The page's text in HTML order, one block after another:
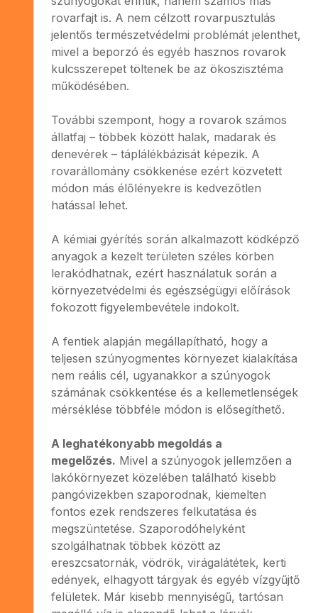
rovarfajt is. A nem célzott rovarpusztulás
jelentős természetvédelmi problémát jelenthet,
mivel a beporzó és egyéb hasznos rovarok
kulcsszerepet töltenek be az ökoszisztéma
működésében.
További szempont, hogy a rovarok számos
állatfaj – többek között halak, madarak és
denevérek – táplálékbázisát képezik. A
rovarállomány csökkenése ezért közvetett
módon más élőlényekre is kedvezőtlen
hatással lehet.
A kémiai gyérítés során alkalmazott ködképző
anyagok a kezelt területen széles körben
lerakódhatnak, ezért használatuk során a
környezetvédelmi és egészségügyi előírások
fokozott figyelembevétele indokolt.
A fentiek alapján megállapítható, hogy a
teljesen szúnyogmentes környezet kialakítása
nem reális cél, ugyanakkor a szúnyogok
számának csökkentése és a kellemetlenségek
mérséklése többféle módon is elősegíthető.
A leghatékonyabb megoldás a
megelőzés. Mivel a szúnyogok jellemzően a
lakókörnyezet közelében található kisebb
pangóvizekben szaporodnak, kiemelten
fontos ezek rendszeres felkutatása és
megszüntetése. Szaporodóhelyként
szolgálhatnak többek között az
ereszcsatornák, vödrök, virágalátétek, kerti
edények, elhagyott tárgyak és egyéb vízgyűjtő
felületek. Már kisebb mennyiségű, tartósan